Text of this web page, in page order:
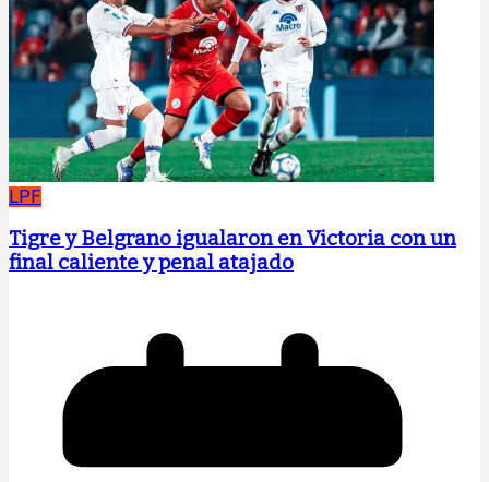
LPF
Tigre y Belgrano igualaron en Victoria con un
final caliente y penal atajado